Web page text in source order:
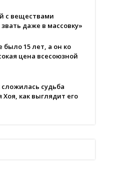
с веществами
даже в массовку»
было 15 лет, а он ко
цена всесоюзной
судьба
как выглядит его